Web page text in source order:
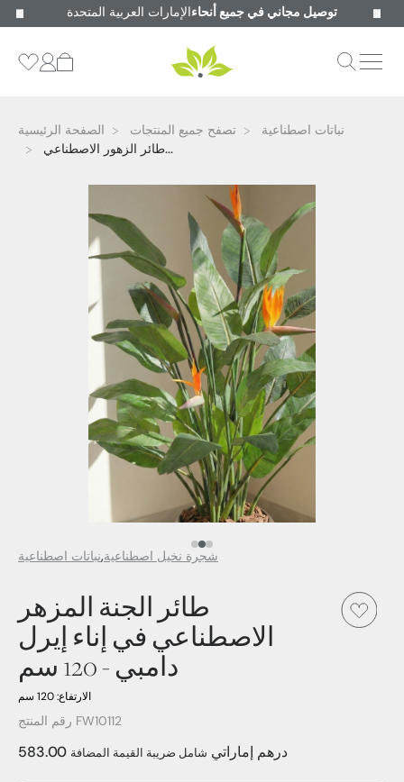
توصيل مجاني في جميع أنحاءالإمارات العربية المتحدة
الصفحة الرئيسية تصفح جميع المنتجات
نباتات اصطناعية
طائر الزهور الاصطناعي...
العنصر الإعلامي 1
العنصر الإعلامي رقم 2
العنصر الإعلامي رقم 3 نباتات اصطناعية شجرة نخيل اصطناعية
طائر الجنة المزهر
الاصطناعي في إناء إيرل
دامبي - 120 سم
الارتفاع: 120 سم
رقم المنتج FW10112
583.00 درهم إماراتي شامل ضريبة القيمة المضافة